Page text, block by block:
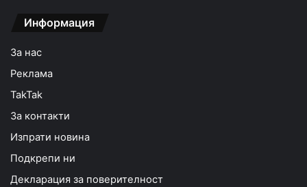
Информация
За нас
Реклама
TakTak
За контакти
Изпрати новина
Подкрепи ни
Декларация за поверителност